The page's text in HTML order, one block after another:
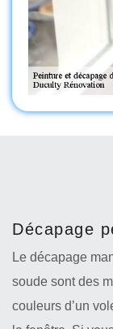
Décapage
Le décapage
soude sont des
couleurs d’un